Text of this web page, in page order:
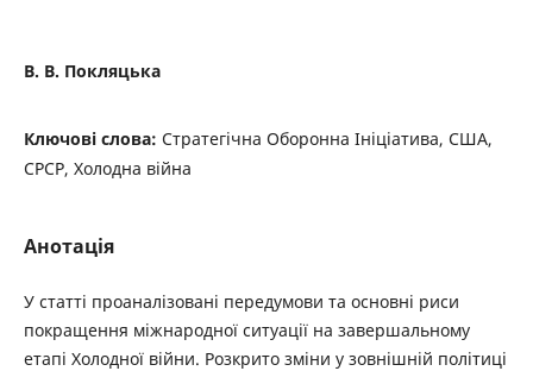
В. В. Покляцька
Ключові слова: Стратегічна Оборонна Ініціатива, США,
СРСР, Холодна війна
Анотація
У статті проаналізовані передумови та основні риси
покращення міжнародної ситуації на завершальному
етапі Холодної війни. Розкрито зміни у зовнішній політиці